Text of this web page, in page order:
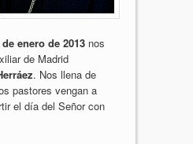
enero de 2013nos
de Madrid
. Nos llena de
pastores vengan a
el día del Señor con